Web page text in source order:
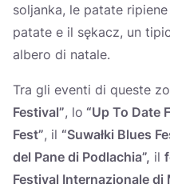
soljanka, le patate
patate e il sękacz, un
albero di natale.
Tra gli eventi di queste
Festival”, lo “Up To Date
Fest”, il “Suwałki Blues
del Pane di Podlachia”, il
Festival Internazionale di